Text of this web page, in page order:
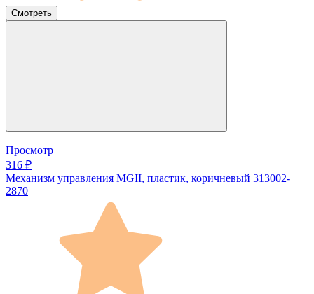
Смотреть
Просмотр
316 ₽
Механизм управления MGII, пластик, коричневый 313002-
2870